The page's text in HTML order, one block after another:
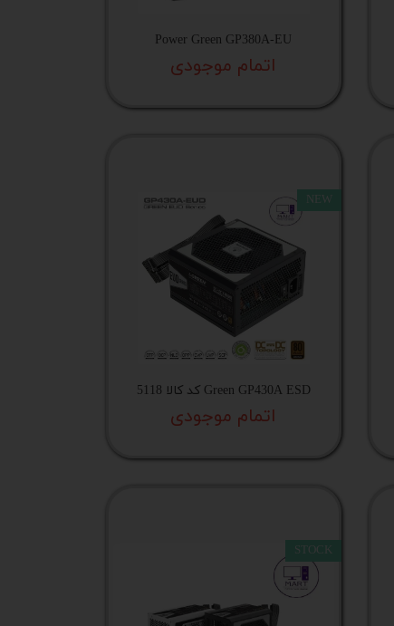
Power Green GP380A-EU
اتمام موجودی
Green GP430A ESD کد کالا 5118
اتمام موجودی
NEW
STOCK